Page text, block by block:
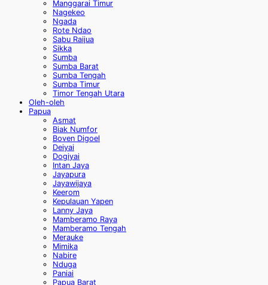
Manggarai Timur
Nagekeo
Ngada
Rote Ndao
Sabu Raijua
Sikka
Sumba
Sumba Barat
Sumba Tengah
Sumba Timur
Timor Tengah Utara
Oleh-oleh
Papua
Asmat
Biak Numfor
Boven Digoel
Deiyai
Dogiyai
Intan Jaya
Jayapura
Jayawijaya
Keerom
Kepulauan Yapen
Lanny Jaya
Mamberamo Raya
Mamberamo Tengah
Merauke
Mimika
Nabire
Nduga
Paniai
Papua Barat